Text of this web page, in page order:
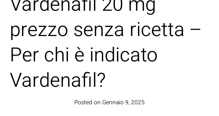
prezzo senza ricetta –
Per chi è indicato
Vardenafil?
Posted on Gennaio 9, 2025